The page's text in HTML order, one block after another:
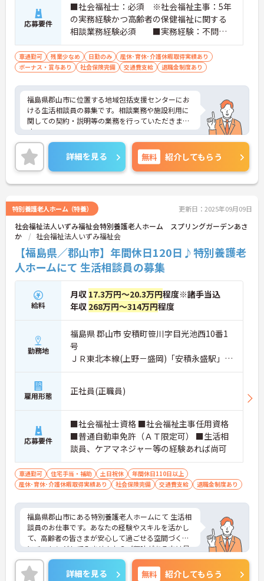
応募要件
■社会福祉士：必須 ※社会福祉主事：5年
の実務経験かつ高齢者の保健福祉に関する
相談業務経験必須 ■実務経験：不問
■普通自動車運転免許（AT限定可）：必
須
車通勤可 残業少なめ 日勤のみ
産休･育休･介護休暇取得実績あり
ボーナス・賞与あり
社会保険完備 交通費支給 退職金制度あり
福島県郡山市に位置する地域包括支援センターにお
ける生活相談員の募集です。相談業務や施設利用に
関しての契約・説明等の業務を行っていただきま
す。
残業は月平均5時間程度なので、ワークライフバラ
ンスを保ちながらご勤務いただけます。また、昇
給・賞与制度があり、頑張りがきちんと評価される
職場です。
ご興味のある方には、面接対策ポイントなど、さら
さい！
詳細を見る 無料 紹介してもらう
特別養護老人ホーム（特養） 更新日：2025年09月09日
社会福祉法人いずみ福祉会特別養護老人ホーム スプリングガーデンあさ
か
社会福祉法人いずみ福祉会
【福島県／郡山市】年間休日120日♪特別養護老
人ホームにて 生活相談員の募集
給料
月収 17.3万円～20.3万円程度※諸手当込
年収 268万円～314万円程度
勤務地
福島県 郡山市 安積町笹川字目光池西10番1
号
ＪＲ東北本線(上野－盛岡)「安積永盛駅」徒
歩18分
雇用形態 正社員(正職員)
応募要件
■社会福祉士資格 ■社会福祉主事任用資格
■普通自動車免許（ＡＴ限定可） ■生活相
談員、ケアマネジャー等の経験あれば尚可
車通勤可 住宅手当・補助 土日祝休
年間休日110日以上
産休･育休･介護休暇取得実績あり
社会保険完備 交通費支給 退職金制度あり
福島県郡山市にある特別養護老人ホームにて 生活相
談員のお仕事です。あなたの経験やスキルを活かし
て、高齢者の皆さまが安心して過ごせる空間づくり
にチャレンジしてみませんか？ご興味がある方は是
非一度マイナビまでお問合せ下さい。更に詳細など
お伝えします。詳細を見る 無料 紹介してもらう